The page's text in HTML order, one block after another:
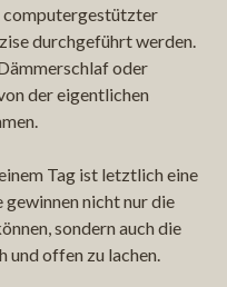
computergestützter
durchgeführt werden.
oder
der eigentlichen
Tag ist letztlich eine
gewinnen nicht nur die
sondern auch die
offen zu lachen.